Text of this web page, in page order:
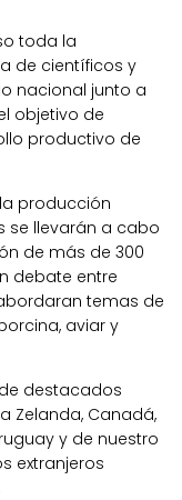
toda la
de científicos y
nacional junto a
objetivo de
productivo de
producción
se llevarán a cabo
de más de 300
debate entre
temas de
aviar y
destacados
Zelanda, Canadá,
y de nuestro
extranjeros